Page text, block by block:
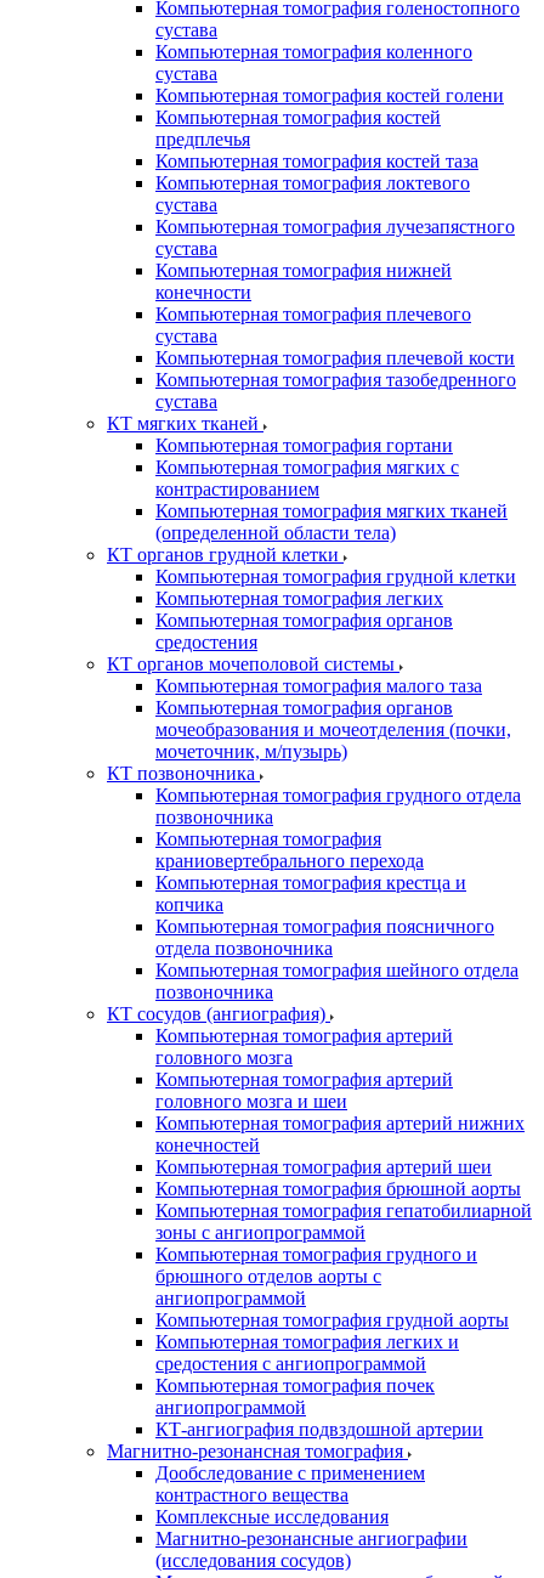
Компьютерная томография голеностопного
сустава
Компьютерная томография коленного
сустава
Компьютерная томография костей голени
Компьютерная томография костей
предплечья
Компьютерная томография костей таза
Компьютерная томография локтевого
сустава
Компьютерная томография лучезапястного
сустава
Компьютерная томография нижней
конечности
Компьютерная томография плечевого
сустава
Компьютерная томография плечевой кости
Компьютерная томография тазобедренного
сустава
КТ мягких тканей
Компьютерная томография гортани
Компьютерная томография мягких с
контрастированием
Компьютерная томография мягких тканей
(определенной области тела)
КТ органов грудной клетки
Компьютерная томография грудной клетки
Компьютерная томография легких
Компьютерная томография органов
средостения
КТ органов мочеполовой системы
Компьютерная томография малого таза
Компьютерная томография органов
мочеобразования и мочеотделения (почки,
мочеточник, м/пузырь)
КТ позвоночника
Компьютерная томография грудного отдела
позвоночника
Компьютерная томография
краниовертебрального перехода
Компьютерная томография крестца и
копчика
Компьютерная томография поясничного
отдела позвоночника
Компьютерная томография шейного отдела
позвоночника
КТ сосудов (ангиография)
Компьютерная томография артерий
головного мозга
Компьютерная томография артерий
головного мозга и шеи
Компьютерная томография артерий нижних
конечностей
Компьютерная томография артерий шеи
Компьютерная томография брюшной аорты
Компьютерная томография гепатобилиарной
зоны с ангиопрограммой
Компьютерная томография грудного и
брюшного отделов аорты с
ангиопрограммой
Компьютерная томография грудной аорты
Компьютерная томография легких и
средостения с ангиопрограммой
Компьютерная томография почек
ангиопрограммой
КТ-ангиография подвздошной артерии
Магнитно-резонансная томография
Дообследование с применением
контрастного вещества
Комплексные исследования
Магнитно-резонансные ангиографии
(исследования сосудов)